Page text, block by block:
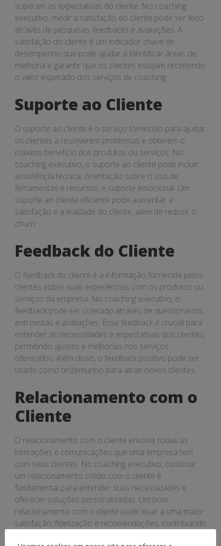
superam as expectativas do cliente. No coaching
executivo, medir a satisfação do cliente pode ser feito
através de pesquisas, feedbacks e avaliações. A
satisfação do cliente é um indicador chave de
desempenho que pode ajudar a identificar áreas de
melhoria e garantir que os clientes estejam recebendo
o valor esperado dos serviços de coaching.
Suporte ao Cliente
O suporte ao cliente é o serviço fornecido para ajudar
os clientes a resolverem problemas e obterem o
máximo benefício dos produtos ou serviços. No
coaching executivo, o suporte ao cliente pode incluir
assistência técnica, orientação sobre o uso de
ferramentas e recursos, e suporte emocional. Um
suporte ao cliente eficiente pode aumentar a
satisfação e a lealdade do cliente, além de reduzir o
churn.
Feedback do Cliente
O feedback do cliente é a informação fornecida pelos
clientes sobre suas experiências com os produtos ou
serviços da empresa. No coaching executivo, o
feedback pode ser coletado através de questionários,
entrevistas e avaliações. Esse feedback é crucial para
entender as necessidades e expectativas dos clientes,
permitindo ajustes e melhorias nos serviços
oferecidos. Além disso, o feedback positivo pode ser
usado como testemunho para atrair novos clientes.
Relacionamento com o
Cliente
O relacionamento com o cliente envolve todas as
interações e comunicações que uma empresa tem
com seus clientes. No coaching executivo, construir
um relacionamento sólido com o cliente é
fundamental para entender suas necessidades e
oferecer soluções personalizadas. Um bom
relacionamento com o cliente pode levar a uma maior
satisfação, fidelização e recomendações, contribuindo